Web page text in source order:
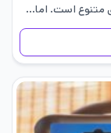
متنوع است. اما…